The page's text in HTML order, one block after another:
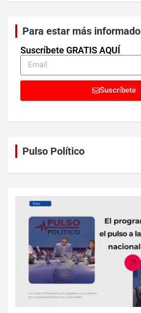
Para estar más informado
Suscríbete GRATIS AQUÍ
Suscríbete
Pulso Político